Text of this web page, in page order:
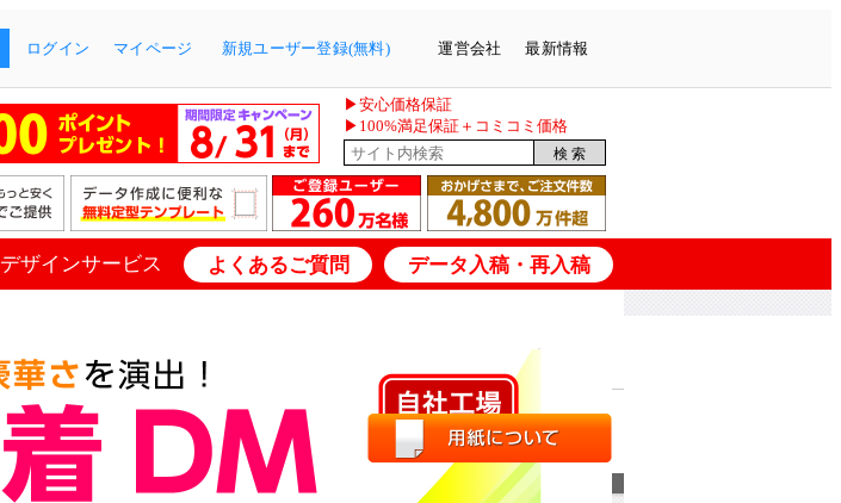
ログイン マイページ 新規ユーザー登録(無料) 運営会社 最新情報
▶安心価格保証
▶100%満足保証＋コミコミ価格
デザインサービス よくあるご質問 データ入稿・再入稿